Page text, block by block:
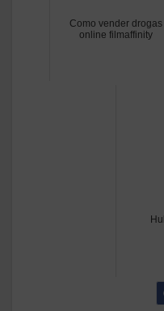
Como vender drogas
online filmaffinity